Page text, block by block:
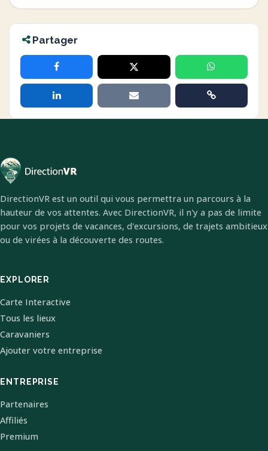
Partager
DirectionVR est un outil qui vous permettra un parcours à la
hauteur de vos attentes. Avec DirectionVR, il n'y a pas de limite
pour vos projets de vacances, d'excursions, de trajets ambitieux
ou de virées à la découverte des routes.
EXPLORER
Carte Interactive
Tous les lieux
Caravaniers
Ajouter votre entreprise
ENTREPRISE
Partenaires
Affiliés
Premium